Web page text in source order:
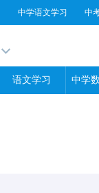
中学语文学习 中
语文学习 中学